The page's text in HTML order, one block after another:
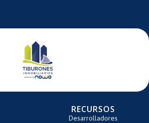
RECURSOS
Desarrolladores